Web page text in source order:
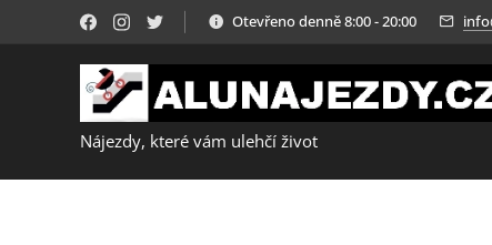
Otevřeno denně 8:00 - 20:00
Nájezdy, které vám ulehčí život